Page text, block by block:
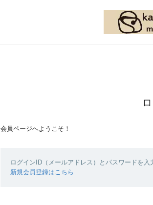
会員ページへようこそ！
ログインID（メールアドレス）とパスワードを入
新規会員登録はこちら